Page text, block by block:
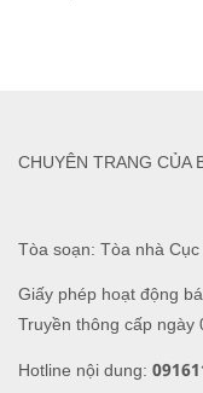
Tòa soạn: Tòa nhà
Giấy phép hoạt động
Truyền thông cấp ngày
Hotline nội dung:
CHUYÊN TRANG CỦA